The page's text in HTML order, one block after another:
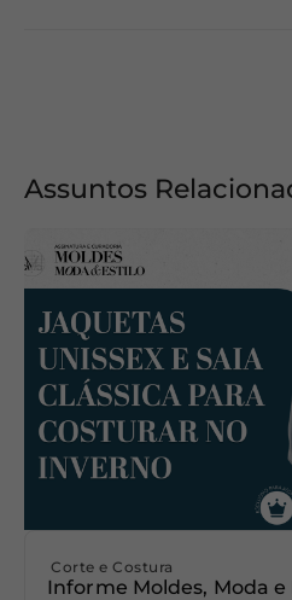
Assuntos
Corte e Costura
Informe Moldes, Moda